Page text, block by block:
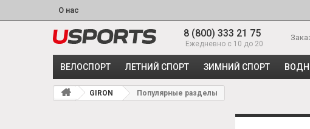
О нас
8 (800) 333 21 75
Ежедневно с 10 до 20
ВЕЛОСПОРТ ЛЕТНИЙ СПОРТ ЗИМНИЙ СПОРТ
GIRON Популярные разделы